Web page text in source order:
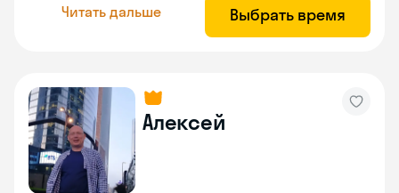
Читать дальше Выбрать время
Алексей